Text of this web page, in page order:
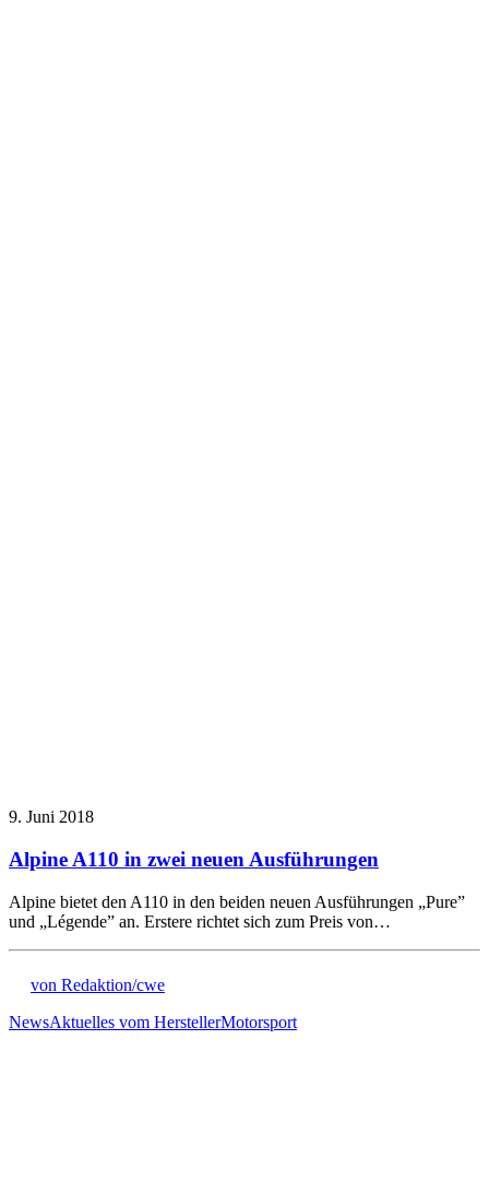
9. Juni 2018
Alpine A110 in zwei neuen Ausführungen
Alpine bietet den A110 in den beiden neuen Ausführungen „Pure”
und „Légende” an. Erstere richtet sich zum Preis von…
von Redaktion/cwe
NewsAktuelles vom HerstellerMotorsport